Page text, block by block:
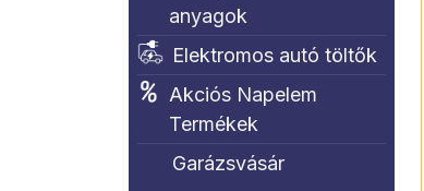
anyagok
Elektromos autó töltők
Akciós Napelem
Termékek
Garázsvásár